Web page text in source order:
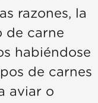
razones, la
de carne
habiéndose
de carnes
aviar o